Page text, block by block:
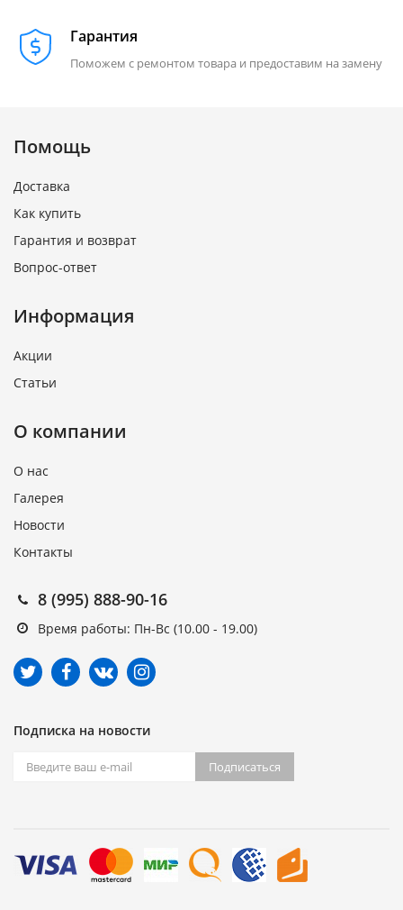
Гарантия
Поможем с ремонтом товара и предоставим на замену
Помощь
Доставка
Как купить
Гарантия и возврат
Вопрос-ответ
Информация
Акции
Статьи
О компании
О нас
Галерея
Новости
Контакты
8 (995) 888-90-16
Время работы: Пн-Вс (10.00 - 19.00)
Подписка на новости
Подписаться